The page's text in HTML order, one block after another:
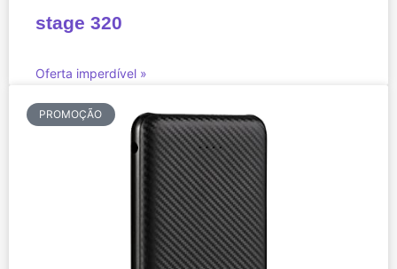
stage 320
Oferta imperdível »
PROMOÇÃO